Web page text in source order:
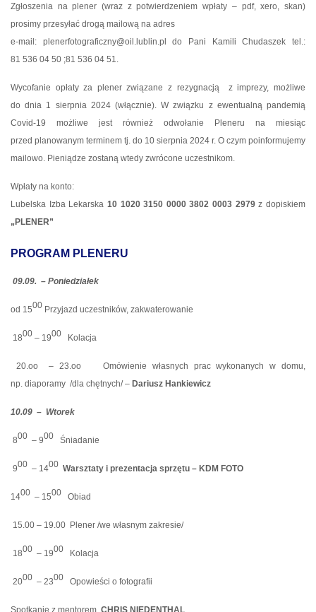
Zgłoszenia na plener (wraz z potwierdzeniem wpłaty – pdf, xero, skan)
prosimy przesyłać drogą mailową na adres
e-mail: plenerfotograficzny@oil.lublin.pl do Pani Kamili Chudaszek tel.:
81 536 04 50 ;81 536 04 51.
Wycofanie opłaty za plener związane z rezygnacją
z imprezy, możliwe
do dnia 1 sierpnia 2024 (włącznie). W związku z ewentualną pandemią
Covid-19 możliwe jest również odwołanie Pleneru na miesiąc
przed planowanym terminem tj. do 10 sierpnia 2024 r. O czym poinformujemy
mailowo. Pieniądze zostaną wtedy zwrócone uczestnikom.
Wpłaty na konto:
Lubelska Izba Lekarska 10 1020 3150 0000 3802 0003 2979z dopiskiem
„PLENER”
PROGRAM PLENERU
09.09. – Poniedziałek
od 1500 Przyjazd uczestników, zakwaterowanie
1800 – 1900 Kolacja
20.oo – 23.oo
Omówienie własnych prac wykonanych w domu,
np. diaporamy /dla chętnych/ – Dariusz Hankiewicz
10.09 – Wtorek
800 – 900 Śniadanie
900 – 1400 Warsztaty i prezentacja sprzętu – KDM FOTO
1400 – 1500 Obiad
15.00 – 19.00 Plener /we własnym zakresie/
1800 – 1900 Kolacja
2000 – 2300 Opowieści o fotografii